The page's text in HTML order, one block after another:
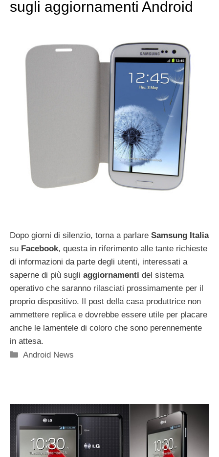
sugli aggiornamenti Android
Dopo giorni di silenzio, torna a parlare Samsung Italia
su Facebook, questa in riferimento alle tante richieste
di informazioni da parte degli utenti, interessati a
saperne di più sugli aggiornamenti del sistema
operativo che saranno rilasciati prossimamente per il
proprio dispositivo. Il post della casa produttrice non
ammettere replica e dovrebbe essere utile per placare
anche le lamentele di coloro che sono perennemente
in attesa.
Categorie
Android News